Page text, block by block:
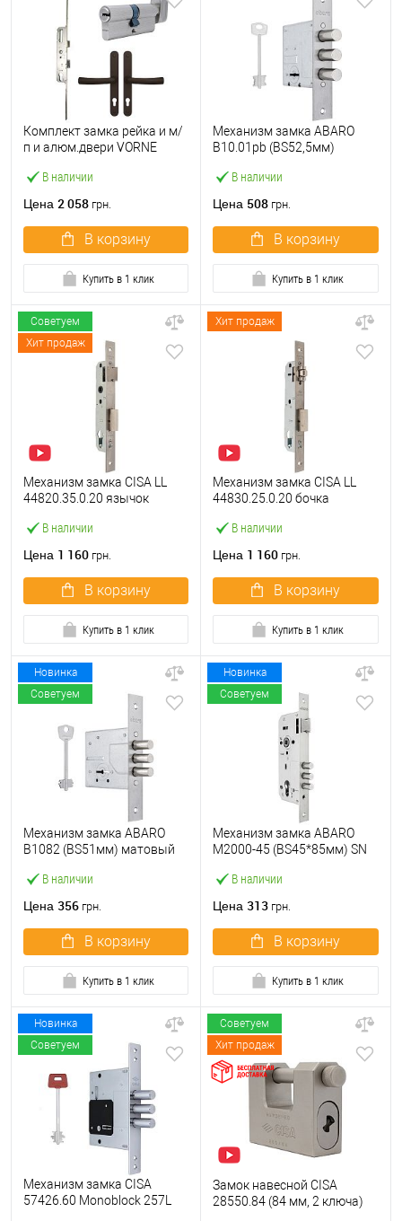
В наличии
Комплект замка рейка и м/
п и алюм.двери VORNE
ABARO и ручками
Цена 2 058 грн.
В корзину
Купить в 1 клик
В наличии
Механизм замка ABARO
B10.01pb (BS52,5мм)
тех.упаковки.без отв.
Цена 508 грн.
В корзину
Купить в 1 клик
Советуем
Хит продаж
В наличии
Механизм замка CISA LL
44820.35.0.20 язычок
нержавеющая сталь
Цена 1 160 грн.
В корзину
Купить в 1 клик
Хит продаж
В наличии
Механизм замка CISA LL
44830.25.0.20 бочка
нержавеющая сталь
Цена 1 160 грн.
В корзину
Купить в 1 клик
Новинка
Советуем
В наличии
Механизм замка ABARO
B1082 (BS51мм) матовый
Цена 356 грн.
В корзину
Купить в 1 клик
Новинка
Советуем
В наличии
Механизм замка ABARO
M2000-45 (BS45*85мм) SN
Цена 313 грн.
В корзину
Купить в 1 клик
Новинка
Советуем
Механизм замка CISA
57426.60 Monoblock 257L
Советуем
Хит продаж
Замок навесной CISA
28550.84 (84 мм, 2 ключа)